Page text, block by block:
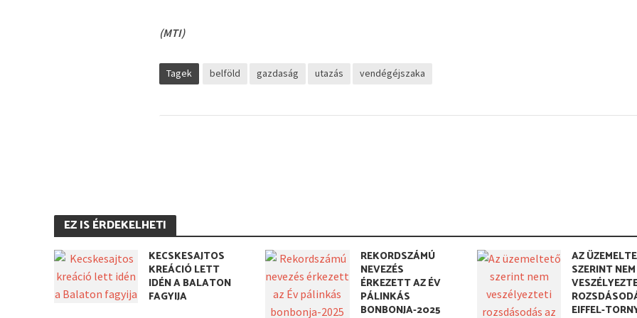
(MTI)
Tagek belföld gazdaság utazás vendégéjszaka
EZ IS ÉRDEKELHETI
KECSKESAJTOS
KREÁCIÓ LETT
IDÉN A BALATON
FAGYIJA
REKORDSZÁMÚ
NEVEZÉS
ÉRKEZETT AZ ÉV
PÁLINKÁS
BONBONJA-2025
AZ
SZERINT NEM
EIFFEL-